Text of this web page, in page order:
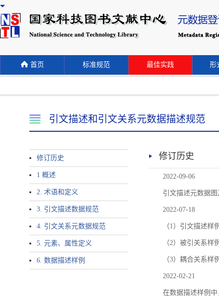
首页 标准规范 最佳实践 形
引文描述和引文关系元数据描述规范
修订历史
1 概述
2. 术语和定义
3. 引文描述数据规范
4. 引文关系元数据规范
5. 元素、属性定义
6. 数据描述样例
修订历史
2022-09-06
引文描述元数据
2022-07-18
（1）引文描述样
（2）被引关系
（3）耦合关系
2022-02-21
在数据描述样例